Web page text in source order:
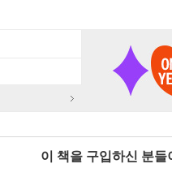
이 책을 구입하신 분